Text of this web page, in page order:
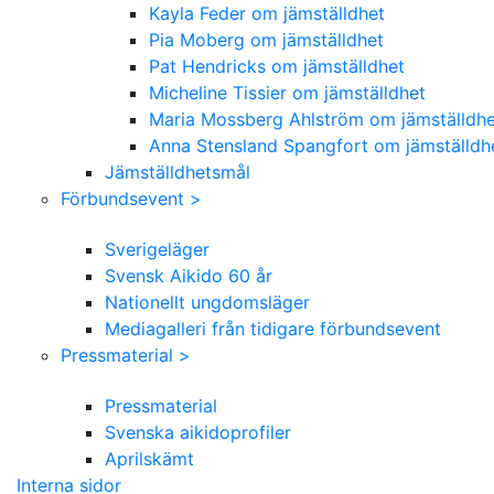
Kayla Feder om jämställdhet
Pia Moberg om jämställdhet
Pat Hendricks om jämställdhet
Micheline Tissier om jämställdhet
Maria Mossberg Ahlström om
Anna Stensland Spangfort om
Jämställdhetsmål
Förbundsevent >
Sverigeläger
Svensk Aikido 60 år
Nationellt ungdomsläger
Mediagalleri från tidigare förbundsevent
Pressmaterial >
Pressmaterial
Svenska aikidoprofiler
Aprilskämt
Interna sidor